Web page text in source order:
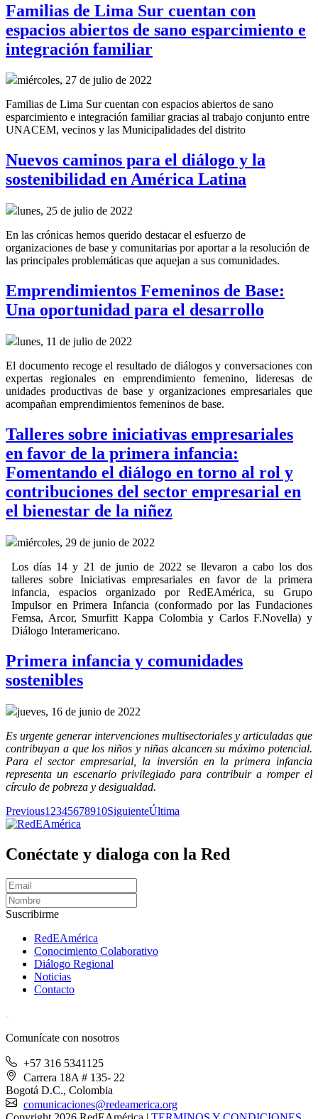
Familias de Lima Sur cuentan con
espacios abiertos de sano esparcimiento e
integración familiar
miércoles, 27 de julio de 2022
Familias de Lima Sur cuentan con espacios abiertos de sano
esparcimiento e integración familiar gracias al trabajo conjunto entre
UNACEM, vecinos y las Municipalidades del distrito
Nuevos caminos para el diálogo y la
sostenibilidad en América Latina
lunes, 25 de julio de 2022
En las crónicas hemos querido destacar el esfuerzo de
organizaciones de base y comunitarias por aportar a la resolución de
las principales problemáticas que aquejan a sus comunidades.
Emprendimientos Femeninos de Base:
Una oportunidad para el desarrollo
lunes, 11 de julio de 2022
El documento recoge el resultado de diálogos y conversaciones con
expertas regionales en emprendimiento femenino, lideresas de
unidades productivas de base y organizaciones empresariales que
acompañan emprendimientos femeninos de base.
Talleres sobre iniciativas empresariales
en favor de la primera infancia:
Fomentando el diálogo en torno al rol y
contribuciones del sector empresarial en
el bienestar de la niñez
miércoles, 29 de junio de 2022
Los días 14 y 21 de junio de 2022 se llevaron a cabo los dos
talleres sobre Iniciativas empresariales en favor de la primera
infancia, espacios organizado por RedEAmérica, su Grupo
Impulsor en Primera Infancia (conformado por las Fundaciones
Femsa, Arcor, Smurfitt Kappa Colombia y Carlos F.Novella) y
Diálogo Interamericano.
Primera infancia y comunidades
sostenibles
jueves, 16 de junio de 2022
Es urgente generar intervenciones multisectoriales y articuladas que
contribuyan a que los niños y niñas alcancen su máximo potencial.
Para el sector empresarial, la inversión en la primera infancia
representa un escenario privilegiado para contribuir a romper el
círculo de pobreza y desigualdad.
Previous1 2345678910SiguienteÚltima
Conéctate y dialoga con la Red
Suscribirme
RedEAmérica
Conocimiento Colaborativo
Diálogo Regional
Noticias
Contacto
Comunícate con nosotros
+57 316 5341125
Carrera 18A # 135- 22
Bogotá D.C., Colombia
comunicaciones@redeamerica.org